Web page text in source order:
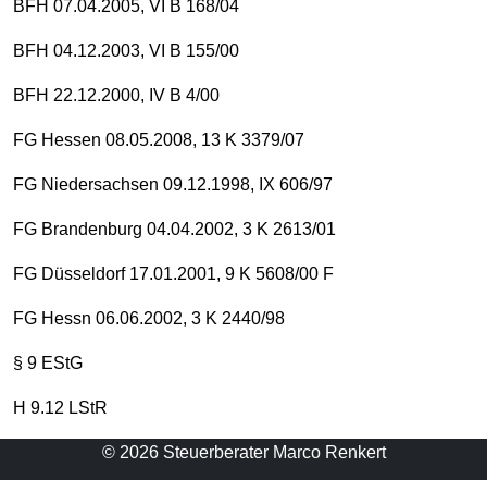
BFH 07.04.2005, VI B 168/04
BFH 04.12.2003, VI B 155/00
BFH 22.12.2000, IV B 4/00
FG Hessen 08.05.2008, 13 K 3379/07
FG Niedersachsen 09.12.1998, IX 606/97
FG Brandenburg 04.04.2002, 3 K 2613/01
FG Düsseldorf 17.01.2001, 9 K 5608/00 F
FG Hessn 06.06.2002, 3 K 2440/98
§ 9 EStG
H 9.12 LStR
© 2026 Steuerberater Marco Renkert